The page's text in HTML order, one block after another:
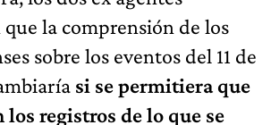
la comprensión de los
sobre los eventos del 11 de
si se permitiera que
los registros de lo que se